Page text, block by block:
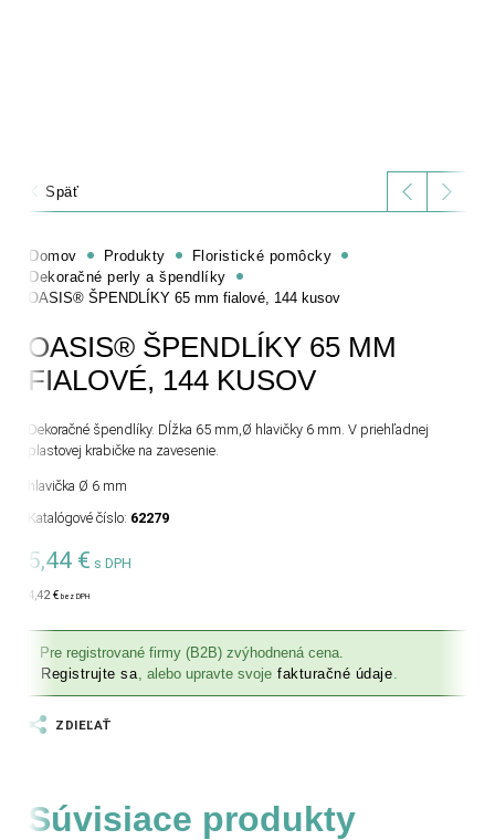
Späť
Domov Produkty
Floristické pomôcky
Dekoračné perly a špendlíky
OASIS® ŠPENDLÍKY 65 mm fialové, 144 kusov
OASIS® ŠPENDLÍKY 65 MM
FIALOVÉ, 144 KUSOV
Dekoračné špendlíky. Dĺžka 65 mm,Ø hlavičky 6 mm. V priehľadnej
plastovej krabičke na zavesenie.
hlavička Ø 6 mm
Katalógové číslo: 62279
5,44 € s DPH
4,42€ bez DPH
Pre registrované firmy (B2B) zvýhodnená cena.
Registrujte sa , alebo upravte svoje fakturačné údaje
ZDIEĽAŤ
Súvisiace produkty